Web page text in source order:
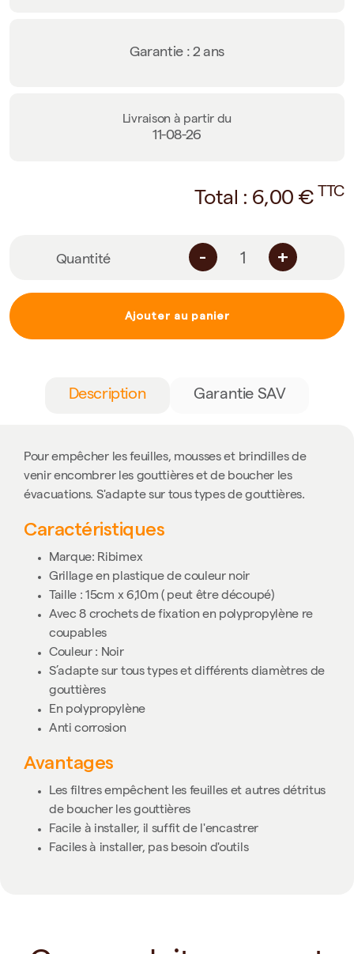
Garantie : 2 ans
Livraison à partir du
11-08-26
Total : 6,00 € TTC
Quantité - +
Ajouter au panier
Description Garantie SAV
Pour empêcher les feuilles, mousses et brindilles de
venir encombrer les gouttières et de boucher les
évacuations. S'adapte sur tous types de gouttières.
Caractéristiques
Marque: Ribimex
Grillage en plastique de couleur noir
Taille : 15cm x 6,10m ( peut être découpé)
Avec 8 crochets de fixation en polypropylène re
coupables
Couleur : Noir
S’adapte sur tous types et différents diamètres de
gouttières
En polypropylène
Anti corrosion
Avantages
Les filtres empêchent les feuilles et autres détritus
de boucher les gouttières
Facile à installer, il suffit de l'encastrer
Faciles à installer, pas besoin d'outils